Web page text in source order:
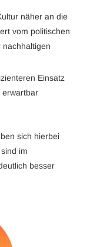
näher an die
vom politischen
nachhaltigen
Einsatz
erwartbar
sich hierbei
im
besser